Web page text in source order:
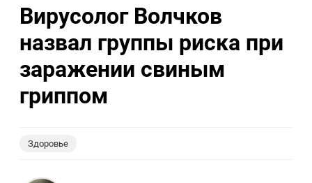
Вирусолог Волчков
назвал группы риска при
заражении свиным
гриппом
Здоровье